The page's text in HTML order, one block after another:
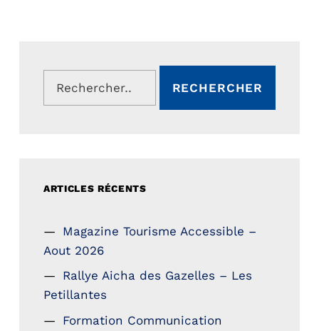
Rechercher :
ARTICLES RÉCENTS
Magazine Tourisme Accessible –
Aout 2026
Rallye Aicha des Gazelles – Les
Petillantes
Formation Communication